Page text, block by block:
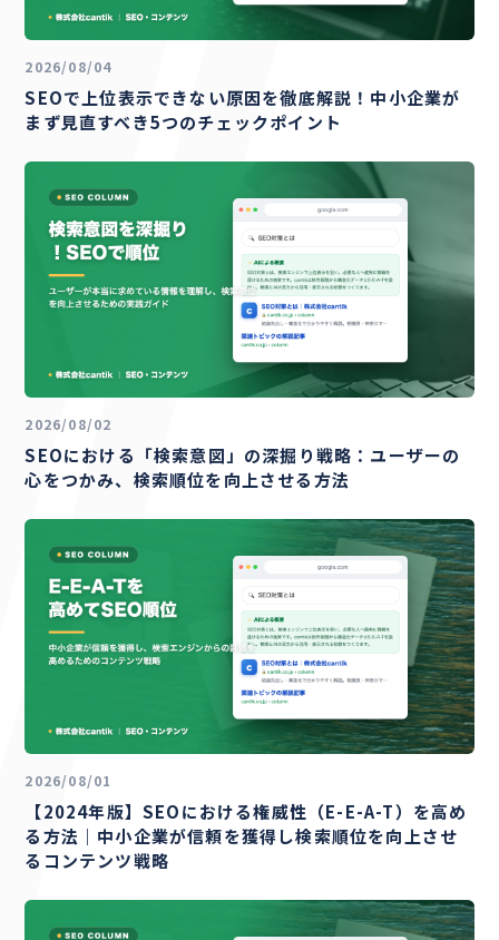
2026/08/04
SEOで上位表示できない原因を徹底解説！中小企業が
まず見直すべき5つのチェックポイント
2026/08/02
SEOにおける「検索意図」の深掘り戦略：ユーザーの
心をつかみ、検索順位を向上させる方法
2026/08/01
【2024年版】SEOにおける権威性（E-E-A-T）を高め
る方法｜中小企業が信頼を獲得し検索順位を向上させ
るコンテンツ戦略